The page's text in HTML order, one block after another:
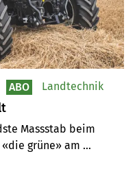
Massstab beim
grüne» am
ABO Landtechnik